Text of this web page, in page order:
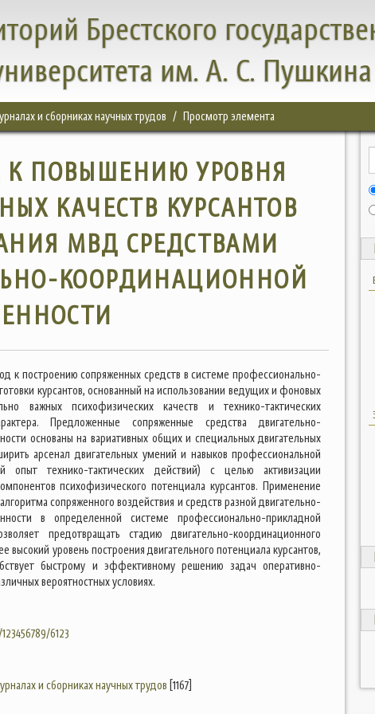
Брестского
им. А. С. Пушкина
и сборниках научных трудов Просмотр элемента
ПОВЫШЕНИЮ УРОВНЯ
КАЧЕСТВ КУРСАНТОВ
МВД СРЕДСТВАМИ
КООРДИНАЦИОННОЙ
к построению сопряженных средств в системе профессионально-
курсантов, основанный на использовании ведущих и фоновых
важных психофизических качеств и технико-тактических
Предложенные сопряженные средства двигательно-
основаны на вариативных общих и специальных двигательных
арсенал двигательных умений и навыков профессиональной
опыт технико-тактических действий) с целью активизации
психофизического потенциала курсантов. Применение
сопряженного воздействия и средств разной двигательно-
в определенной системе профессионально-прикладной
предотвращать стадию двигательно-координационного
высокий уровень построения двигательного потенциала курсантов,
быстрому и эффективному решению задач оперативно-
вероятностных условиях.
6123
и сборниках научных трудов [1167]